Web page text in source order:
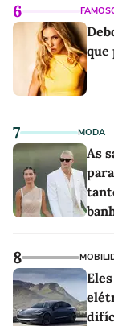
6
que
7 MODA
As
8